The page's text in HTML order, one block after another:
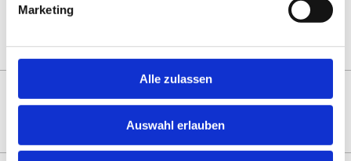
Marketing
Alle zulassen
Auswahl erlauben
DAS KÖNNTE SIE AUCH
INTERESSIEREN